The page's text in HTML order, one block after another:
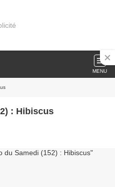
MENU
: Hibiscus